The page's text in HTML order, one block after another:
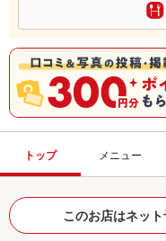
トップ メニュー
このお店はネッ